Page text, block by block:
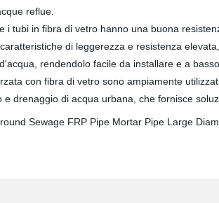
reflue.
i tubi in fibra di vetro hanno una buona
di leggerezza e resistenza
rendendolo facile da installare e a
con fibra di vetro sono ampiamente
e drenaggio di acqua urbana, che fornisce